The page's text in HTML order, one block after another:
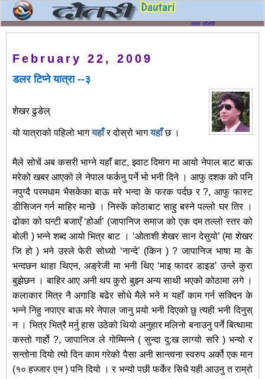
February 22, 2009
डलर टिप्ने यात्रा --३
शेखर ढुङेल्
यो यात्राको पहिलो भागयहाँर दोस्रो भागयहाँछ ।
मैले सोचें अब कसरी भाग्ने यहाँ बाट, झ्वाट दिमाग मा आयो नेपाल बाट बाऊ
मरेको खबर आएको ले नेपाल फर्कनु पर्ने भो भनी दिने । आफु दशक को पनि
नपुग्दै परमधाम भैसकेका बाऊ मरे भन्दा के फरक पर्दछ र ?, आफु फास्ट
डीसिजन गर्न माहिर मान्छे । निस्कें कोठाबाट साहु बस्ने पल्लो घर तिर ।
ढोका को घन्टी बजाएँ ‘होर्आ’ (जापानिज समाज को एक दम तल्लो स्तर को
बोली ) भन्ने शब्द आयो भित्र बाट । ‘ओताशी शेखर सान देसुयो’ (मा शेखर
जि हो ) भने उस्ले फेरी सोध्यो ‘नान्दे’ (किन ) ? जापानिज भाषा मा के
भन्दछन थाहा थिएन, अङ्रेजी मा भनी थिए ‘माइ फादर डाइड’ उन्ले कुरा
बुझेछन ।बाहिर आए अनी थप कुरो बुझ्न अन्य साथी भएको कोठामा लगे ।
कलाकार मित्र नै अगाडि बढेर सोधे मैले भने म यहाँ काम गर्न सक्दिन के
भन्ने निहु नपाएर बाऊ मरे नेपाल जानु पर्‍यो भनी दिएको छु त्यही भनी दिनुस्
न । भित्र भित्रै मर्नु हास उठेको थियो अनुहार मलिनो बनाउनु पर्ने बित्थामा
कस्तो गार्हो ?, जापानिज ले गोम्मिन्ने ( सुन्दा दु:ख लाग्यो सरि ) भन्यो र
सन्तोना दियो त्यो दिन काम गरेको पैसा अनी सान्त्वना स्वरुप अर्को एक मान
(१० हज्जार एन ) पनि दियो । र भन्यो पछी फर्केर सिधै यही आउनु त राम्रो